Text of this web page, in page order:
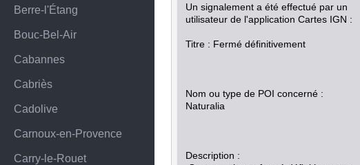
Berre-l'Étang
Bouc-Bel-Air
Cabannes
Cabriès
Cadolive
Carnoux-en-Provence
Carry-le-Rouet
Un signalement a été effectué par un
utilisateur de l'application Cartes IGN :
Titre : Fermé définitivement
Nom ou type de POI concerné :
Naturalia
Description :